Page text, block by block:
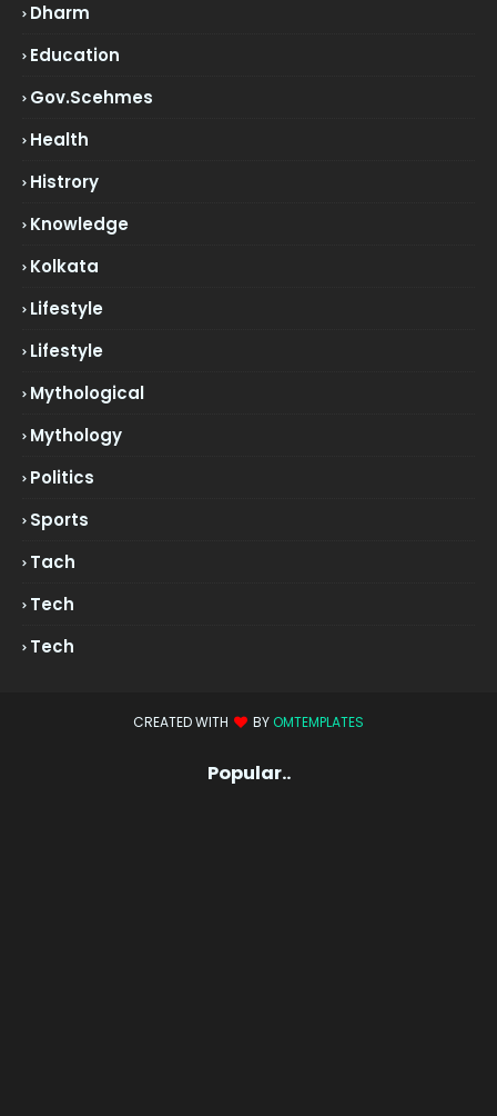
Dharm
Education
Gov.scehmes
Health
Histrory
Knowledge
Kolkata
Lifestyle
Lifestyle
Mythological
Mythology
Politics
Sports
Tach
Tech
Tech
CREATED WITH BY OMTEMPLATES
Popular..